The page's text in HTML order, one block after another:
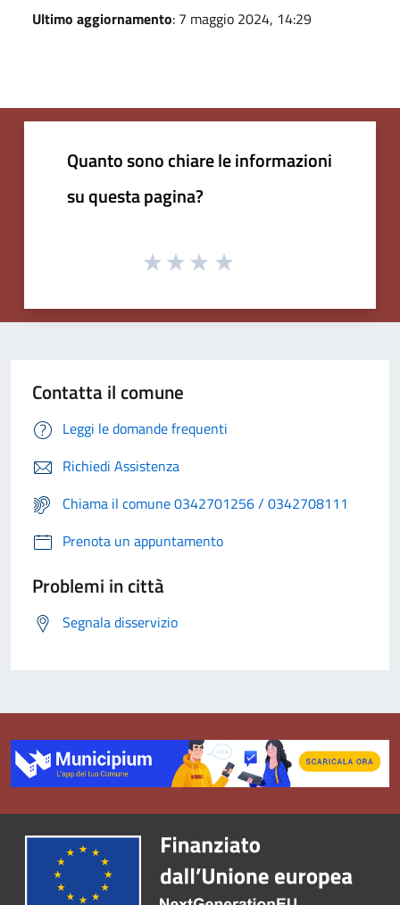
Ultimo aggiornamento: 7 maggio 2024, 14:29
Quanto sono chiare le informazioni
su questa pagina?
Contatta il comune
Leggi le domande frequenti
Richiedi Assistenza
Chiama il comune 0342701256 / 0342708111
Prenota un appuntamento
Problemi in città
Segnala disservizio